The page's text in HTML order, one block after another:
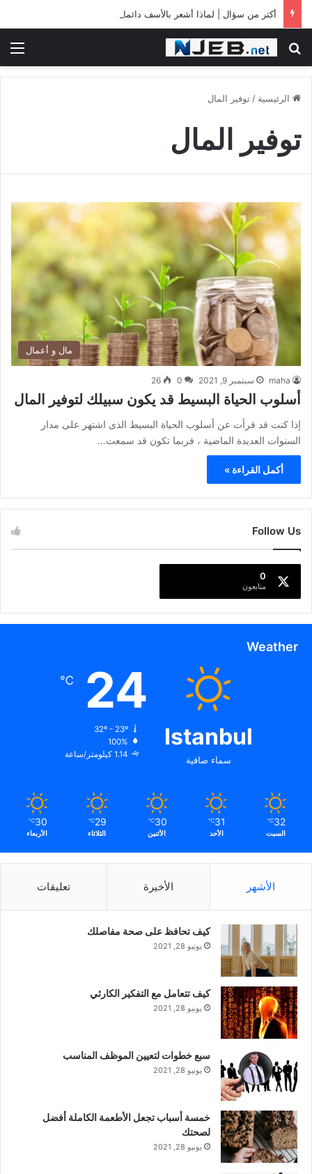
أكثر من سؤال | لماذا أشعر بالأسف دائما؟
بحث عن
الرئيسية / توفير المال
توفير المال
مال و أعمال
maha سبتمبر 9, 2021 0
26
أسلوب الحياة البسيط قد يكون سبيلك لتوفير المال
إذا كنت قد قرأت عن أسلوب الحياة البسيط الذى اشتهر على مدار
السنوات العديدة الماضية ، فربما تكون قد سمعت…
أكمل القراءة »
Follow Us
0
متابعون
Weather
Istanbul
سماء صافية
24
℃
32º - 23º
100%
1.14 كيلومتر/ساعة
32
℃
السبت
31
℃
الأحد
30
℃
الأثنين
29
℃
الثلاثاء
30
℃
الأربعاء
الأشهر الأخيرة تعليقات
كيف تحافظ على صحة مفاصلك
يونيو 28, 2021
كيف تتعامل مع التفكير الكارثي
يونيو 28, 2021
سبع خطوات لتعيين الموظف المناسب
يونيو 28, 2021
خمسة أسباب تجعل الأطعمة الكاملة أفضل
لصحتك
يونيو 28, 2021